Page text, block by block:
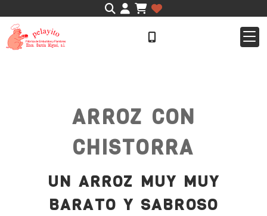
Identifícate
ARROZ CON
CHISTORRA
UN ARROZ MUY MUY
BARATO Y SABROSO